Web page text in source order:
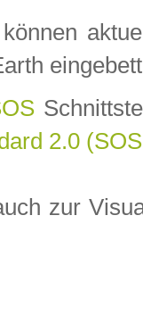
können
2.0
zur